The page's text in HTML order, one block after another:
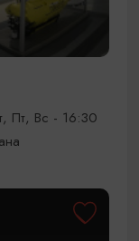
Пт, Вс - 16:30